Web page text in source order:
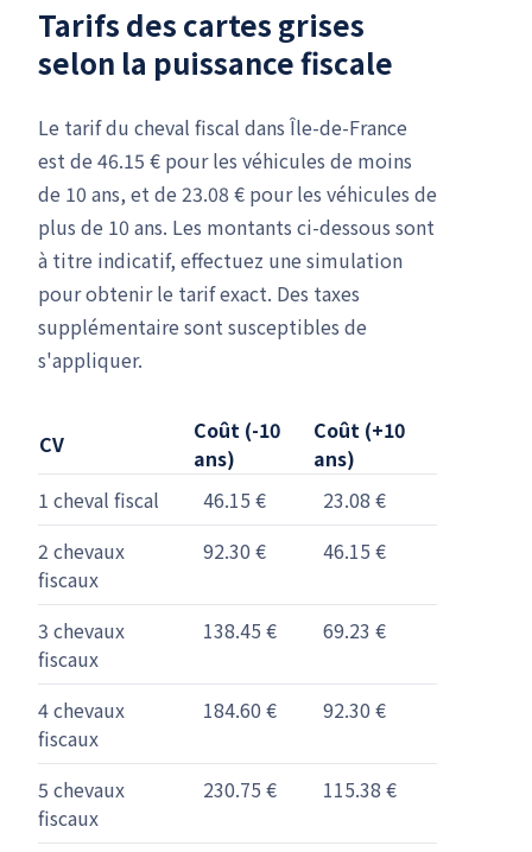
Tarifs des cartes grises
selon la puissance fiscale
Le tarif du cheval fiscal dans Île-de-France
est de 46.15 € pour les véhicules de moins
de 10 ans, et de 23.08 € pour les véhicules de
plus de 10 ans. Les montants ci-dessous sont
à titre indicatif, effectuez une simulation
pour obtenir le tarif exact. Des taxes
supplémentaire sont susceptibles de
s'appliquer.
CV
Coût (-10
ans)
Coût (+10
ans)
1 cheval fiscal
46.15 €
23.08 €
2 chevaux
fiscaux
92.30 € 46.15 €
3 chevaux
fiscaux
138.45 € 69.23 €
4 chevaux
fiscaux
184.60 € 92.30 €
5 chevaux
fiscaux
230.75 € 115.38 €